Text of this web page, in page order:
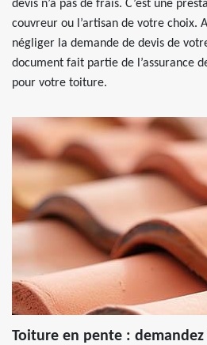
devis n’a pas de frais. C’est une
couvreur ou l’artisan de votre choix.
négliger la demande de devis de
document fait partie de l’assurance
pour votre toiture.
Toiture en pente : demandez